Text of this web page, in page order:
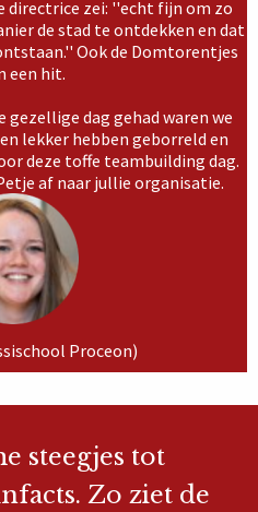
directrice zei: ''echt fijn om zo
de stad te ontdekken en dat
Ook de Domtorentjes
een hit.
dag gehad waren we
lekker hebben geborreld en
deze toffe teambuilding dag.
af naar jullie organisatie.
Proceon)
steegjes tot
Zo ziet de